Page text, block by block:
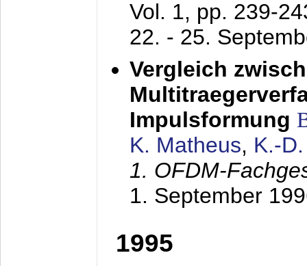
Vol. 1, pp. 239-
22. - 25.
Vergleich
Impulsformung
K. Matheus, K.-
1. OFDM-
1. September
1995